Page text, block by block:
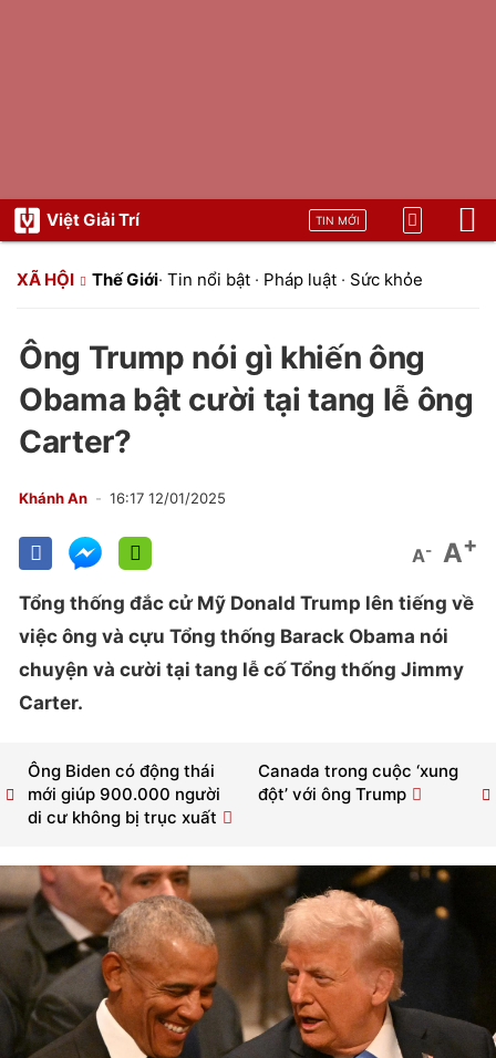
Việt Giải Trí TIN MỚI
XÃ HỘI Thế Giới· Tin nổi bật · Pháp luật · Sức khỏe
Ông Trump nói gì khiến ông
Obama bật cười tại tang lễ ông
Carter?
Khánh An 16:17 12/01/2025
A- A+
Tổng thống đắc cử Mỹ Donald Trump lên tiếng về
việc ông và cựu Tổng thống Barack Obama nói
chuyện và cười tại tang lễ cố Tổng thống Jimmy
Carter.
Canada trong cuộc ‘xung
đột’ với ông Trump
Ông Biden có động thái
mới giúp 900.000 người
di cư không bị trục xuất